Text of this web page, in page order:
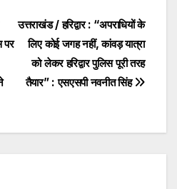
A
p
s
a
g
e
y
Li
n
k
उत्तराखंड / हरिद्वार : “अपराधियों के
लिए कोई जगह नहीं, कांवड़ यात्रा
को लेकर हरिद्वार पुलिस पूरी तरह
तैयार” : एसएसपी नवनीत सिंह
पर